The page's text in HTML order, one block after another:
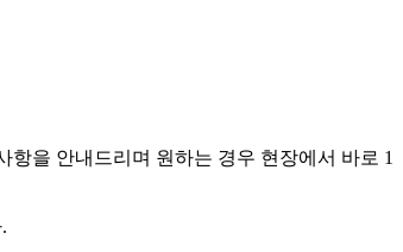
을 안내드리며 원하는 경우 현장에서 바로 1